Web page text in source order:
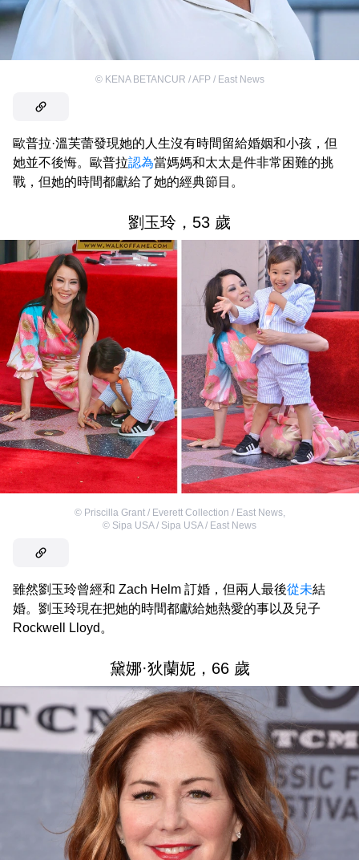
© KENA BETANCUR / AFP / East News
歐普拉·溫芙蕾發現她的人生沒有時間留給婚姻和小孩，但
她並不後悔。歐普拉認為當媽媽和太太是件非常困難的挑
戰，但她的時間都獻給了她的經典節目。
劉玉玲，53 歲
© Priscilla Grant / Everett Collection / East News,
© Sipa USA / Sipa USA / East News
雖然劉玉玲曾經和 Zach Helm 訂婚，但兩人最後從未結
婚。劉玉玲現在把她的時間都獻給她熱愛的事以及兒子
Rockwell Lloyd。
黛娜·狄蘭妮，66 歲